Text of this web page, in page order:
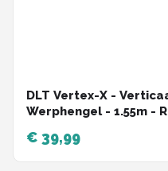
DLT Vertex-X -
Werphengel - 1.55m -
€ 39,99